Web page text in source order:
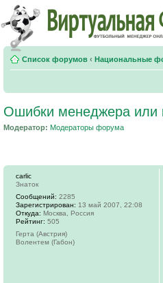
Список форумов ‹ Национальные
Ошибки менеджера или
Модератор: Модераторы форума
carlic
Знаток
Сообщений: 2285
Зарегистрирован: 13 май 2007, 22:08
Откуда: Москва, Россия
Рейтинг: 505
Герта (Австрия)
Волентем (Габон)